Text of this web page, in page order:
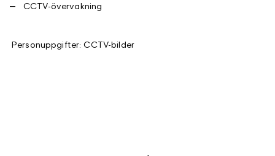
CCTV-övervakning
Personuppgifter: CCTV-bilder